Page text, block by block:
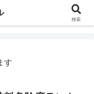
す
検索